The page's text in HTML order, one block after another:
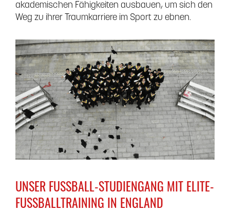
akademischen Fähigkeiten ausbauen, um sich den
Weg zu ihrer Traumkarriere im Sport zu ebnen.
UNSER FUSSBALL-STUDIENGANG MIT ELITE-F
USSBALLTRAINING IN ENGLAND